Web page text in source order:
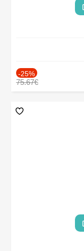
-25%
75.67€